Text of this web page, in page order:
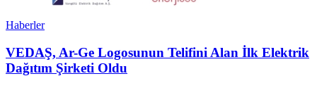
Haberler
VEDAŞ, Ar-Ge Logosunun Telifini Alan İlk Elektrik
Dağıtım Şirketi Oldu